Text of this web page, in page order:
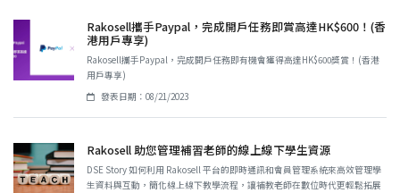
Rakosell攜手Paypal，完成開戶任務即賞高達HK$600！(香
港用戶專享)
Rakosell攜手Paypal，完成開戶任務即有機會獲得高達HK$600獎賞！(香港
用戶專享)
發表日期：08/21/2023
Rakosell 助您管理補習老師的線上線下學生資源
DSE Story 如何利用 Rakosell 平台的即時通訊和會員管理系統來高效管理學
生資料與互動，簡化線上線下教學流程，讓補教老師在數位時代更輕鬆拓展